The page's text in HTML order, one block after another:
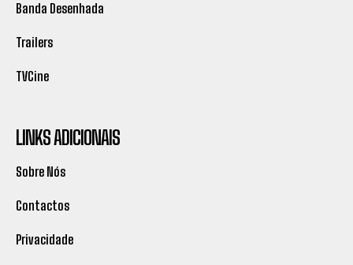
Banda Desenhada
Trailers
TVCine
LINKS ADICIONAIS
Sobre Nós
Contactos
Privacidade